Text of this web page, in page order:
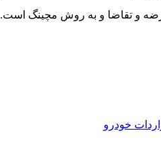
عرضه و تقاضا و به روش مچینگ است.
خودرو